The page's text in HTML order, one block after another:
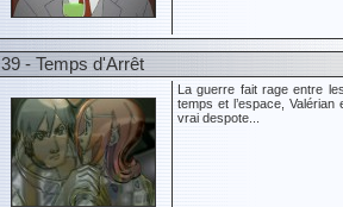
39 - Temps d'Arrêt
La guerre fait rage entre
temps et l’espace,
vrai despote...